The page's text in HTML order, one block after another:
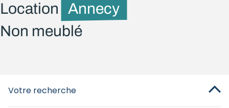
Location
Annecy
Non meublé
Votre recherche